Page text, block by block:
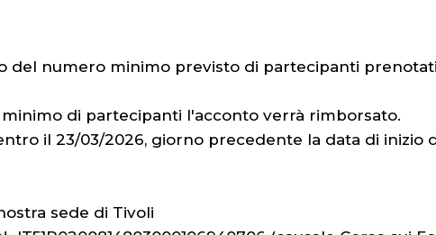
del numero minimo previsto di partecipanti
di partecipanti l'acconto verrà rimborsato.
il 23/03/2026, giorno precedente la data di inizio
sede di Tivoli